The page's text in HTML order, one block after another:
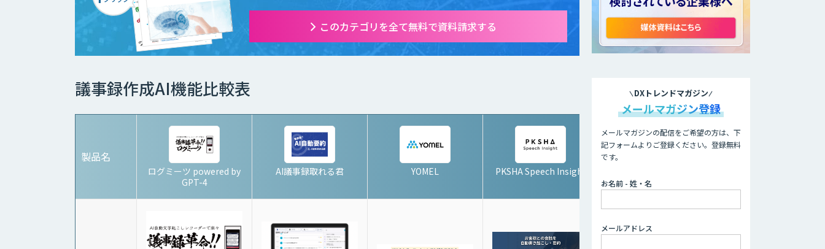
このカテゴリを全て無料で資料請求する
議事録作成AI機能比較表
製品名
ログミーツ powered by
GPT-4
AI議事録取れる君 YOMEL PKSHA Speech Insight
DXトレンドマガジン
メールマガジン登録
メールマガジンの配信をご希望の方は、下
記フォームよりご登録ください。登録無料
です。
お名前 - 姓・名
メールアドレス